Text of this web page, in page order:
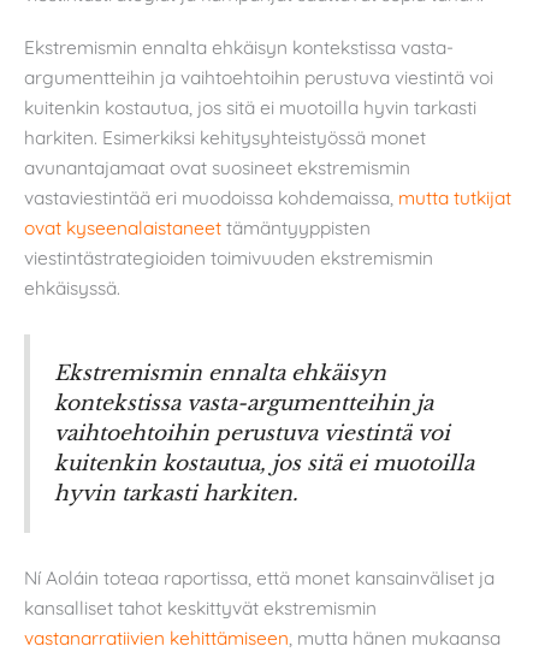
Ekstremismin ennalta ehkäisyn kontekstissa vasta-
argumentteihin ja vaihtoehtoihin perustuva viestintä voi
kuitenkin kostautua, jos sitä ei muotoilla hyvin tarkasti
harkiten. Esimerkiksi kehitysyhteistyössä monet
avunantajamaat ovat suosineet ekstremismin
vastaviestintää eri muodoissa kohdemaissa, mutta tutkijat
ovat kyseenalaistaneet tämäntyyppisten
viestintästrategioiden toimivuuden ekstremismin
ehkäisyssä.
Ekstremismin ennalta ehkäisyn
kontekstissa vasta-argumentteihin ja
vaihtoehtoihin perustuva viestintä voi
kuitenkin kostautua, jos sitä ei muotoilla
hyvin tarkasti harkiten.
Ní Aoláin toteaa raportissa, että monet kansainväliset ja
kansalliset tahot keskittyvät ekstremismin
vastanarratiivien kehittämiseen, mutta hänen mukaansa